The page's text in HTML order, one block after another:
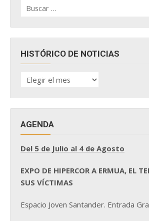
por:
HISTÓRICO DE NOTICIAS
HISTÓRICO
DE
AGENDA
Del 5 de Julio al 4 de Agosto
EXPO DE HIPERCOR A ERMUA, EL
SUS VÍCTIMAS
Espacio Joven Santander. Entrada